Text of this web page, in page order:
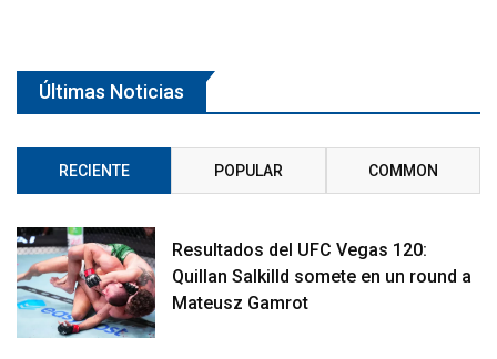
Últimas Noticias
RECIENTE POPULAR COMMON
Resultados del UFC Vegas 120:
Quillan Salkilld somete en un round a
Mateusz Gamrot